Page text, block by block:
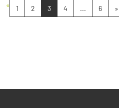
« 1 2 3 4 ... 6 »